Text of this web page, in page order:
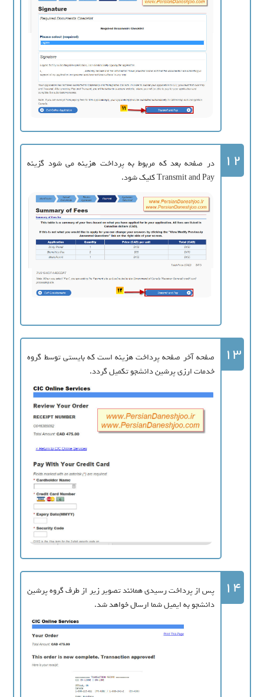
12
در صفحه بعد که مربوط به پرداخت هزینه می شود گزینه
Transmit and Pay کلیک شود.
13
صفحه آخر صفحه پرداخت هزینه است که بایستی توسط گروه
خدمات ارزی پرشین دانشجو تکمیل گردد.
14
پس از پرداخت رسیدی همانند تصویر زیر از طرف گروه پرشین
دانشجو به ایمیل شما ارسال خواهد شد.